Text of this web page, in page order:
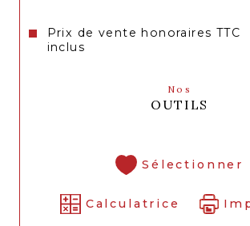
Honoraires de 3 % inclus.
Prix de vente honoraires TTC
inclus
Nos
OUTILS
Sélectionner
Calculatrice